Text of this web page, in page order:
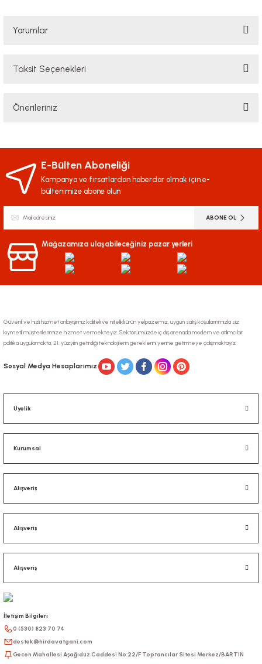
Yorumlar
Taksit Seçenekleri
Önerileriniz
iletebilirsiniz.
Görüş ve önerileriniz için teşekkür ederiz.
Ürün açıklamasında eksik bilgiler bulunuyor.
Ürün fiyatı diğer sitelerden daha pahalı.
Bu ürüne benzer farklı alternatifler olmalı.
Gönder
E-Bülten Aboneliği
Kampanya ve fırsatlardan haberdar olmak için e-
bültenimize abone olun
ABONE OL
Mağazamıza ulaşabileceğiniz pazar yerleri
Güvenli ve hızlı hizmet anlayışımız kaliteli ve nitelikli ürün yelpazemiz, uygun satış koşullarınmızla siz
kıymetli müşterilerimize hizmet vermekteyiz. Sektörümüzde iç dış arenada modern ve atılımcı bir
politika uygulamakta, 21. yüzyılın getirdiği teknolojilerin gereklerini yerine getirmeye çalışmaktayız.
Sosyal Medya Hesaplarımız
Üyelik
Kurumsal
Alışveriş
Alışveriş
Alışveriş
İletişim Bilgileri
0 (530) 823 70 74
destek@hirdavatgani.com
Gecen Mahallesi Aşağıdüz Caddesi No:22/F Toptancılar Sitesi Merkez/BARTIN